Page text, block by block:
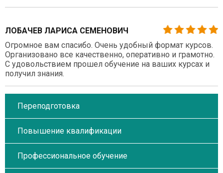
ЛОБАЧЕВ ЛАРИСА СЕМЕНОВИЧ
Огромное вам спасибо. Очень удобный формат курсов.
Организовано все качественно, оперативно и грамотно.
С удовольствием прошел обучение на ваших курсах и
получил знания.
Переподготовка
Повышение квалификации
Профессиональное обучение